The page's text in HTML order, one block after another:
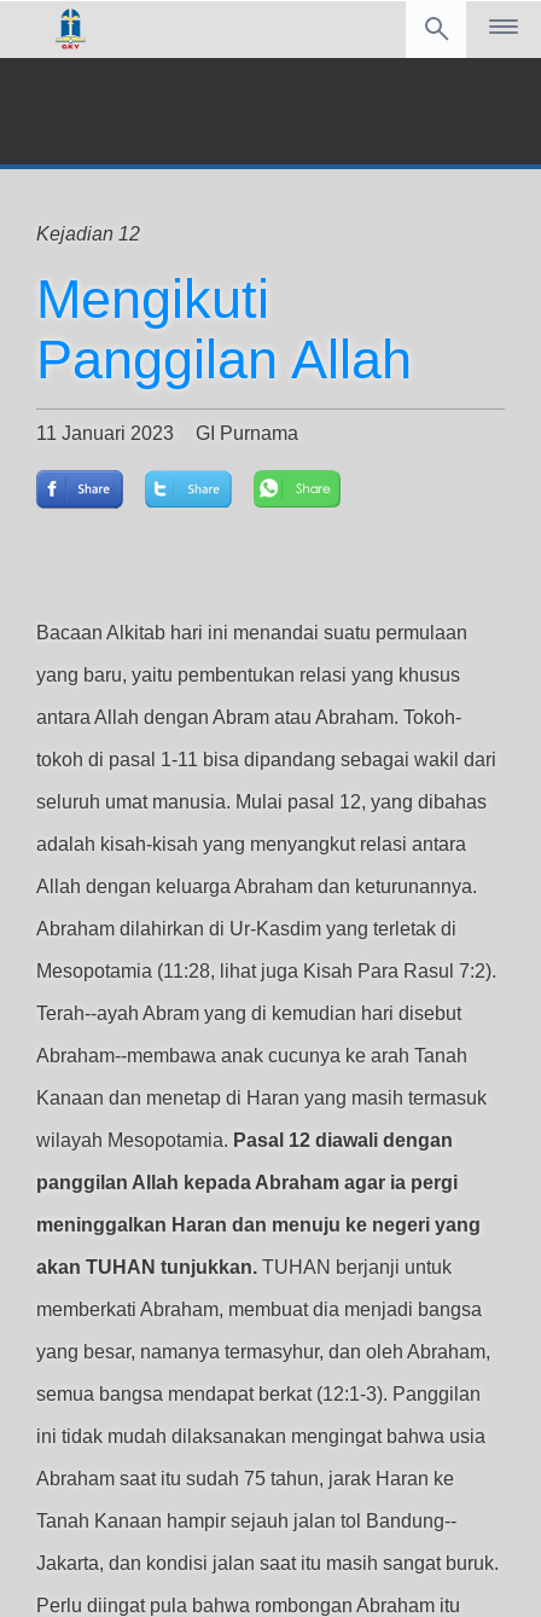
Kejadian 12
Mengikuti
Panggilan Allah
11 Januari 2023 GI Purnama
Bacaan Alkitab hari ini menandai suatu permulaan
yang baru, yaitu pembentukan relasi yang khusus
antara Allah dengan Abram atau Abraham. Tokoh-
tokoh di pasal 1-11 bisa dipandang sebagai wakil dari
seluruh umat manusia. Mulai pasal 12, yang dibahas
adalah kisah-kisah yang menyangkut relasi antara
Allah dengan keluarga Abraham dan keturunannya.
Abraham dilahirkan di Ur-Kasdim yang terletak di
Mesopotamia (11:28, lihat juga Kisah Para Rasul 7:2).
Terah--ayah Abram yang di kemudian hari disebut
Abraham--membawa anak cucunya ke arah Tanah
Kanaan dan menetap di Haran yang masih termasuk
wilayah Mesopotamia. Pasal 12 diawali dengan
panggilan Allah kepada Abraham agar ia pergi
meninggalkan Haran dan menuju ke negeri yang
akan TUHAN tunjukkan. TUHAN berjanji untuk
memberkati Abraham, membuat dia menjadi bangsa
yang besar, namanya termasyhur, dan oleh Abraham,
semua bangsa mendapat berkat (12:1-3). Panggilan
ini tidak mudah dilaksanakan mengingat bahwa usia
Abraham saat itu sudah 75 tahun, jarak Haran ke
Tanah Kanaan hampir sejauh jalan tol Bandung--
Jakarta, dan kondisi jalan saat itu masih sangat buruk.
Perlu diingat pula bahwa rombongan Abraham itu